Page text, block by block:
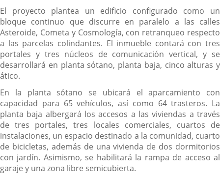
El proyecto plantea un edificio configurado como un
bloque continuo que discurre en paralelo a las calles
Asteroide, Cometa y Cosmología, con retranqueo respecto
a las parcelas colindantes. El inmueble contará con tres
portales y tres núcleos de comunicación vertical, y se
desarrollará en planta sótano, planta baja, cinco alturas y
ático.
En la planta sótano se ubicará el aparcamiento con
capacidad para 65 vehículos, así como 64 trasteros. La
planta baja albergará los accesos a las viviendas a través
de tres portales, tres locales comerciales, cuartos de
instalaciones, un espacio destinado a la comunidad, cuarto
de bicicletas, además de una vivienda de dos dormitorios
con jardín. Asimismo, se habilitará la rampa de acceso al
garaje y una zona libre semicubierta.